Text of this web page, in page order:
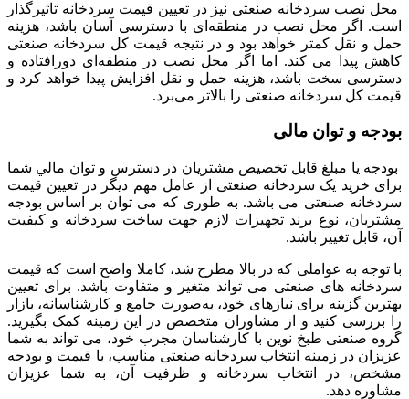
محل نصب سردخانه صنعتی نیز در تعیین قیمت سردخانه تاثیرگذار
است. اگر محل نصب در منطقه‌ای با دسترسی آسان باشد، هزینه
حمل و نقل کمتر خواهد بود و در نتیجه قیمت کل سردخانه صنعتی
کاهش پیدا می کند. اما اگر محل نصب در منطقه‌ای دورافتاده و
دسترسی سخت باشد، هزینه حمل و نقل افزایش پیدا خواهد کرد و
قیمت کل سردخانه صنعتی را بالاتر می‌برد.
بودجه و توان مالی
بودجه یا مبلغ قابل تخصیص مشتریان در دسترس و توان مالي شما
برای خرید یک سردخانه صنعتی از عامل مهم دیگر در تعیین قیمت
سردخانه صنعتی می باشد. به طوری که می توان بر اساس بودجه
مشتریان، نوع برند تجهیزات لازم جهت ساخت سردخانه و کیفیت
آن، قابل تغییر باشد.
با توجه به عواملی که در بالا مطرح شد، کاملا واضح است که قيمت
سردخانه های صنعتی می تواند متغیر و متفاوت باشد. برای تعیین
بهترین گزینه برای نیازهای خود، به‌صورت جامع و کارشناسانه، بازار
را بررسی کنید و از مشاوران متخصص در این زمینه کمک بگیرید.
گروه صنعتی طبخ نوین با کارشناسان مجرب خود، می تواند به شما
عزیزان در زمینه انتخاب سردخانه صنعتی مناسب، با قیمت و بودجه
مشخص، در انتخاب سردخانه و ظرفیت آن، به شما عزیزان
مشاوره دهد.